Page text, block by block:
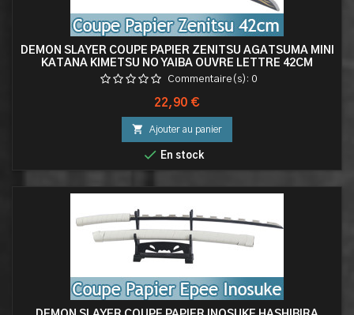
DEMON SLAYER COUPE PAPIER ZENITSU AGATSUMA MINI
KATANA KIMETSU NO YAIBA OUVRE LETTRE 42CM
Commentaire(s): 0
Prix
22,90 €
 Ajouter au panier
 En stock